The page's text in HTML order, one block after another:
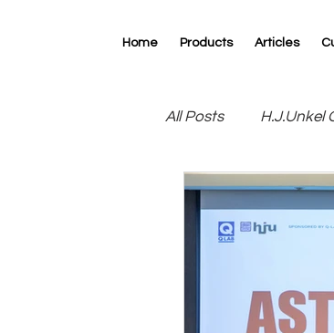
Home Products Articles
All Posts H.J.Unkel
R.D.Specialties